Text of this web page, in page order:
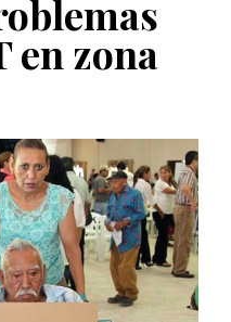
en zona